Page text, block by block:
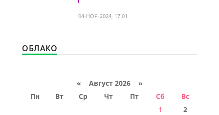
04-НОЯ-2024, 17:01
ОБЛАКО
« Август 2026 »
Пн
Вт Ср Чт Пт Сб
Вс
1
2